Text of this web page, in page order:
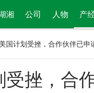
湘 公司 人物 产
国计划受挫，合作伙伴已申
挫，合